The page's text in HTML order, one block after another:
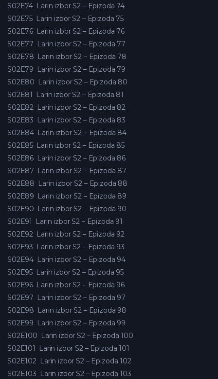
S02E74 Larin izbor S2 – Epizoda 74
S02E75 Larin izbor S2 – Epizoda 75
S02E76 Larin izbor S2 – Epizoda 76
S02E77 Larin izbor S2 – Epizoda 77
S02E78 Larin izbor S2 – Epizoda 78
S02E79 Larin izbor S2 – Epizoda 79
S02E80 Larin izbor S2 – Epizoda 80
S02E81
Larin izbor S2 – Epizoda 81
S02E82 Larin izbor S2 – Epizoda 82
S02E83 Larin izbor S2 – Epizoda 83
S02E84 Larin izbor S2 – Epizoda 84
S02E85 Larin izbor S2 – Epizoda 85
S02E86 Larin izbor S2 – Epizoda 86
S02E87 Larin izbor S2 – Epizoda 87
S02E88 Larin izbor S2 – Epizoda 88
S02E89 Larin izbor S2 – Epizoda 89
S02E90 Larin izbor S2 – Epizoda 90
S02E91
Larin izbor S2 – Epizoda 91
S02E92 Larin izbor S2 – Epizoda 92
S02E93 Larin izbor S2 – Epizoda 93
S02E94 Larin izbor S2 – Epizoda 94
S02E95 Larin izbor S2 – Epizoda 95
S02E96 Larin izbor S2 – Epizoda 96
S02E97 Larin izbor S2 – Epizoda 97
S02E98 Larin izbor S2 – Epizoda 98
S02E99 Larin izbor S2 – Epizoda 99
S02E100 Larin izbor S2 – Epizoda 100
S02E101
Larin izbor S2 – Epizoda 101
S02E102 Larin izbor S2 – Epizoda 102
S02E103 Larin izbor S2 – Epizoda 103